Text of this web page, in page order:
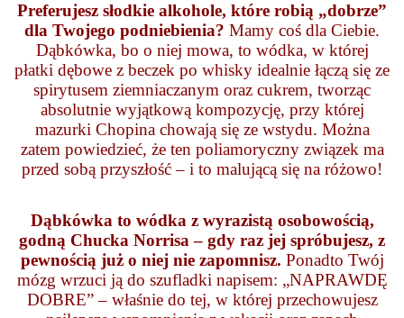
Preferujesz słodkie alkohole, które robią „dobrze”
dla Twojego podniebienia? Mamy coś dla Ciebie.
Dąbkówka, bo o niej mowa, to wódka, w której
płatki dębowe z beczek po whisky idealnie łączą się ze
spirytusem ziemniaczanym oraz cukrem, tworząc
absolutnie wyjątkową kompozycję, przy której
mazurki Chopina chowają się ze wstydu. Można
zatem powiedzieć, że ten poliamoryczny związek ma
przed sobą przyszłość – i to malującą się na różowo!
Dąbkówka to wódka z wyrazistą osobowością,
godną Chucka Norrisa – gdy raz jej spróbujesz, z
pewnością już o niej nie zapomnisz. Ponadto Twój
mózg wrzuci ją do szufladki napisem: „NAPRAWDĘ
DOBRE” – właśnie do tej, w której przechowujesz